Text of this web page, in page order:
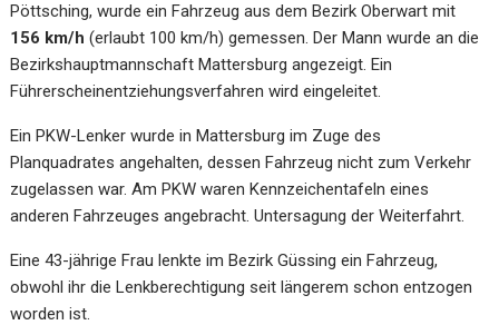
Pöttsching, wurde ein Fahrzeug aus dem Bezirk Oberwart mit
156 km/h(erlaubt 100 km/h) gemessen. Der Mann wurde an die
Bezirkshauptmannschaft Mattersburg angezeigt. Ein
Führerscheinentziehungsverfahren wird eingeleitet.
Ein PKW-Lenker wurde in Mattersburg im Zuge des
Planquadrates angehalten, dessen Fahrzeug nicht zum Verkehr
zugelassen war. Am PKW waren Kennzeichentafeln eines
anderen Fahrzeuges angebracht. Untersagung der Weiterfahrt.
Eine 43-jährige Frau lenkte im Bezirk Güssing ein Fahrzeug,
obwohl ihr die Lenkberechtigung seit längerem schon entzogen
worden ist.